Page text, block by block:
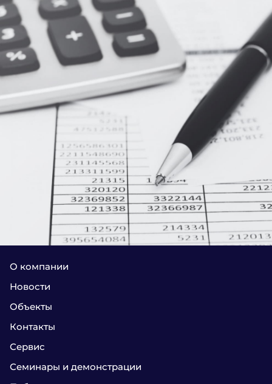
О компании
Новости
Объекты
Контакты
Сервис
Семинары и демонстрации